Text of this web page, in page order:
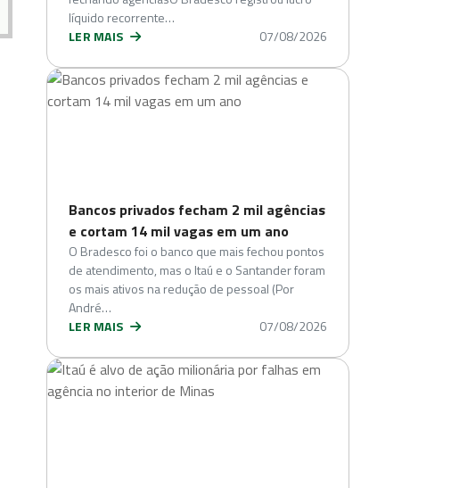
líquido recorrente…
LER MAIS
07/08/2026
Bancos privados fecham 2 mil agências
e cortam 14 mil vagas em um ano
O Bradesco foi o banco que mais fechou pontos
de atendimento, mas o Itaú e o Santander foram
os mais ativos na redução de pessoal (Por
André…
LER MAIS
07/08/2026